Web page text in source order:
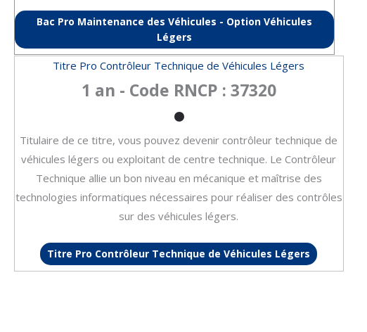
Bac Pro Maintenance des Véhicules - Option Véhicules
Légers
Titre Pro Contrôleur Technique de Véhicules Légers
1 an - Code RNCP : 37320
Titulaire de ce titre, vous pouvez devenir contrôleur technique de
véhicules légers ou exploitant de centre technique. Le Contrôleur
Technique allie un bon niveau en mécanique et maîtrise des
technologies informatiques nécessaires pour réaliser des contrôles
sur des véhicules légers.
Titre Pro Contrôleur Technique de Véhicules Légers